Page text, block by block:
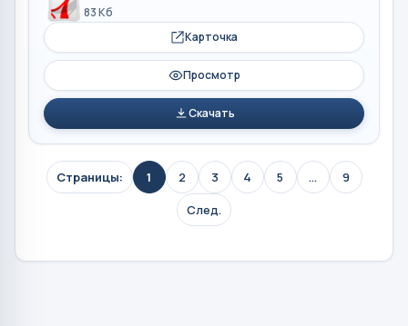
83 Кб
Карточка
Просмотр
Скачать
Страницы: 1 2 3 4 5 ...
9
След.